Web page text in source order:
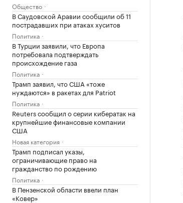
Общество
В Саудовской Аравии сообщили об 11
пострадавших при атаках хуситов
Политика
В Турции заявили, что Европа
потребовала подтверждать
происхождение газа
Политика
Трамп заявил, что США «тоже
нуждаются» в ракетах для Patriot
Политика
Reuters сообщил о серии кибератак на
крупнейшие финансовые компании
США
Новая категория
Трамп подписал указы,
ограничивающие право на
гражданство по рождению
Политика
В Пензенской области ввели план
«Ковер»